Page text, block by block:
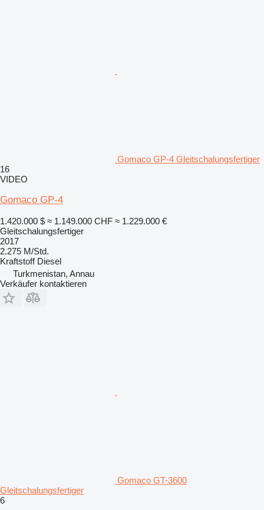
Gomaco GP-4 Gleitschalungsfertiger
16
VIDEO
Gomaco GP-4
1.420.000 $ ≈ 1.149.000 CHF ≈ 1.229.000 €
Gleitschalungsfertiger
2017
2.275 M/Std.
Kraftstoff Diesel
Turkmenistan, Annau
Verkäufer kontaktieren
Gomaco GT-3600
Gleitschalungsfertiger
6